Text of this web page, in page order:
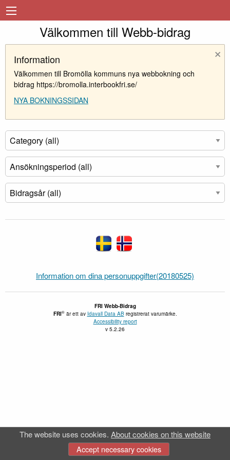
Välkommen till Webb-bidrag
×
Information
Välkommen till Bromölla kommuns nya webbokning och
bidrag https://bromolla.interbookfri.se/
NYA BOKNINGSSIDAN
Information om dina personuppgifter(20180525)
FRI Webb-Bidrag
FRI®är ett av Idavall Data AB registrerat varumärke.
Accessibility report
v 5.2.26
The website uses cookies. About cookies on this website
Accept necessary cookies